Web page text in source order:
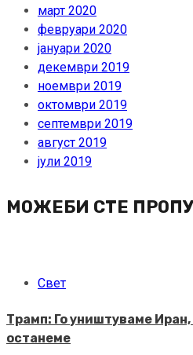
март 2020
февруари 2020
јануари 2020
декември 2019
ноември 2019
октомври 2019
септември 2019
август 2019
јули 2019
МОЖЕБИ СТЕ
Свет
Трамп: Го уништуваме Иран,
останеме